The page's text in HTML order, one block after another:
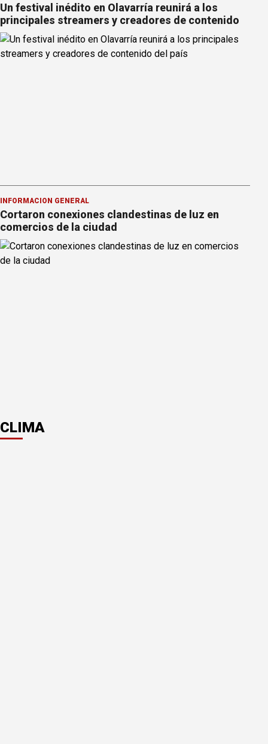
Un festival inédito en Olavarría reunirá a los
principales streamers y creadores de contenido
INFORMACION GENERAL
Cortaron conexiones clandestinas de luz en
comercios de la ciudad
CLIMA